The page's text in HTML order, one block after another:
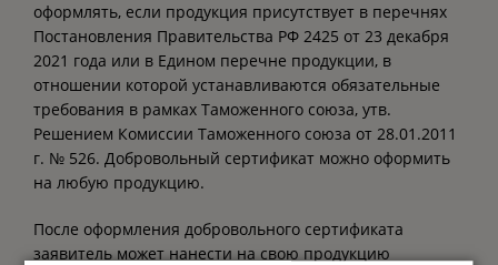
оформлять, если продукция присутствует в перечнях
Постановления Правительства РФ 2425 от 23 декабря
2021 года или в Едином перечне продукции, в
отношении которой устанавливаются обязательные
требования в рамках Таможенного союза, утв.
Решением Комиссии Таможенного союза от 28.01.2011
г. № 526. Добровольный сертификат можно оформить
на любую продукцию.
После оформления добровольного сертификата
заявитель может нанести на свою продукцию